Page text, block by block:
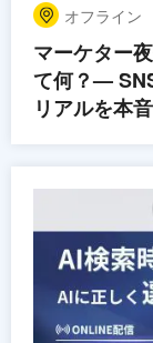
オフライン
マーケター
て何？—
リアルを本